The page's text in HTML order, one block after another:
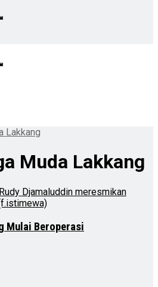
Lakkang
Muda Lakkang
Mulai Beroperasi